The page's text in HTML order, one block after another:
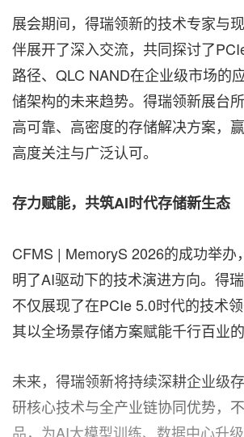
展会期间，得瑞领新的技术专家与
伴展开了深入交流，共同探讨了
路径、QLC NAND在企业级市场的
储架构的未来趋势。得瑞领新展台所
高可靠、高密度的存储解决方案，
高度关注与广泛认可。
存力赋能，共筑AI时代存储新生态
CFMS | MemoryS 2026的成功举办
明了AI驱动下的技术演进方向。得瑞
不仅展现了在PCIe 5.0时代的技术
其以全场景存储方案赋能千行百业的
未来，得瑞领新将持续深耕企业级
研核心技术与全产业链协同优势，
品，为AI大模型训练、数据中心升